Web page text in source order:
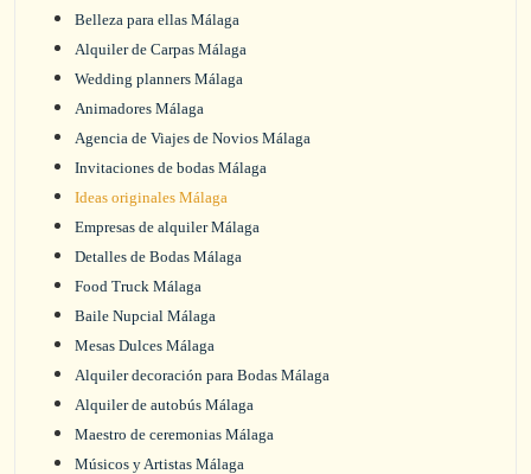
Belleza para ellas Málaga
Alquiler de Carpas Málaga
Wedding planners Málaga
Animadores Málaga
Agencia de Viajes de Novios Málaga
Invitaciones de bodas Málaga
Ideas originales Málaga
Empresas de alquiler Málaga
Detalles de Bodas Málaga
Food Truck Málaga
Baile Nupcial Málaga
Mesas Dulces Málaga
Alquiler decoración para Bodas Málaga
Alquiler de autobús Málaga
Maestro de ceremonias Málaga
Músicos y Artistas Málaga